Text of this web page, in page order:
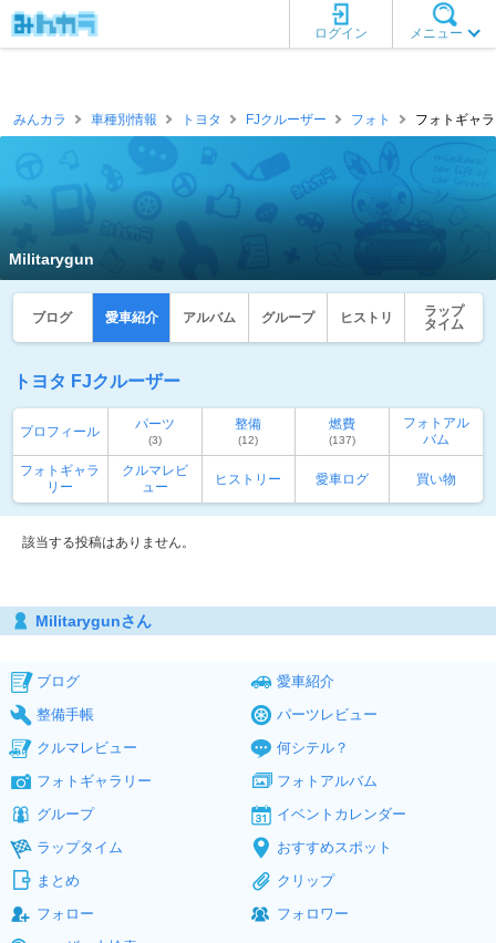
メニュー
ログイン
みんカラ 車種別情報 トヨタ FJクルーザー フォト フォトギャ
Militarygun
ブログ 愛車紹介 アルバム グループ ヒストリ
ラップ
タイム
トヨタ FJクルーザー
プロフィール パーツ
(3)
整備
(12)
燃費
(137)
フォトアル
バム
フォトギャラ
リー
クルマレビ
ュー
ヒストリー 愛車ログ 買い物
該当する投稿はありません。
Militarygunさん
ブログ
愛車紹介
整備手帳
パーツレビュー
クルマレビュー
何シテル？
フォトギャラリー
フォトアルバム
グループ
イベントカレンダー
ラップタイム
おすすめスポット
まとめ
クリップ
フォロー
フォロワー